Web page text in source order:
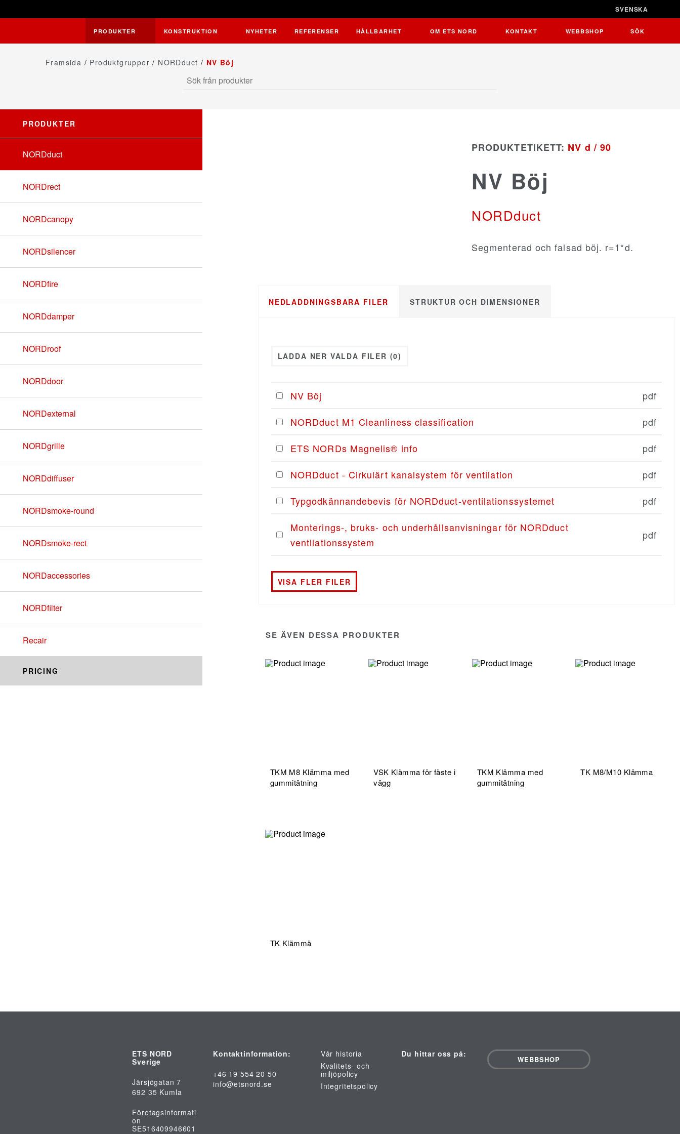
SVENSKA
PRODUKTER KONSTRUKTION NYHETER REFERENSER HÅLLBARHET OM ETS NORD KONTAKT WEBBSHOP SÖK
STÄNG X
Framsida / Produktgrupper / NORDduct / NV Böj
PRODUKTER
NORDduct
NORDrect
NORDcanopy
NORDsilencer
NORDfire
NORDdamper
NORDroof
NORDdoor
NORDexternal
NORDgrille
NORDdiffuser
NORDsmoke-round
NORDsmoke-rect
NORDaccessories
NORDfilter
Recair
PRICING
PRODUKTETIKETT: NV d / 90
NV Böj
NORDduct
Segmenterad och falsad böj. r=1*d.
NEDLADDNINGSBARA FILER STRUKTUR OCH DIMENSIONER
LADDA NER VALDA FILER (0)
NV Böj
pdf
NORDduct M1 Cleanliness classification
pdf
ETS NORDs Magnelis® info
pdf
NORDduct - Cirkulärt kanalsystem för ventilation
pdf
Typgodkännandebevis för NORDduct-ventilationssystemet
pdf
Monterings-, bruks- och underhållsanvisningar för NORDduct
ventilationssystem
pdf
VISA FLER FILER
SE ÄVEN DESSA PRODUKTER
TKM M8 Klämma med
gummitätning
VSK Klämma för fäste i
vägg
TKM Klämma med
gummitätning
TK M8/M10 Klämma
TK Klämmä
ETS NORD
Sverige
Järsjögatan 7
692 35 Kumla
Företagsinformati
on
SE516409946601
Kontaktinformation:
+46 19 554 20 50
info@etsnord.se
Vår historia
Kvalitets- och
miljöpolicy
Integritetspolicy
Du hittar oss på:
WEBBSHOP